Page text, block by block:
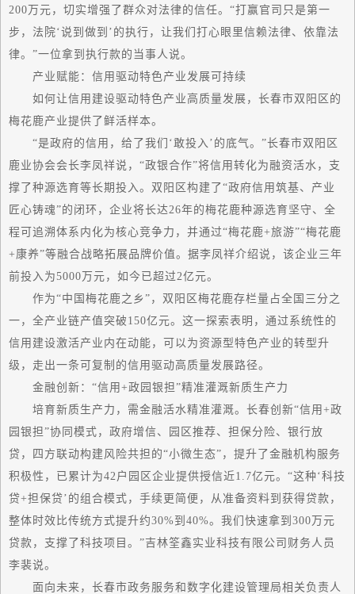
200万元，切实增强了群众对法律的信任。“打赢官司只是第一
步，法院‘说到做到’的执行，让我们打心眼里信赖法律、依靠法
律。”一位拿到执行款的当事人说。
产业赋能：信用驱动特色产业发展可持续
如何让信用建设驱动特色产业高质量发展，长春市双阳区的
梅花鹿产业提供了鲜活样本。
“是政府的信用，给了我们‘敢投入’的底气。”长春市双阳区
鹿业协会会长李凤祥说，“政银合作”将信用转化为融资活水，支
撑了种源选育等长期投入。双阳区构建了“政府信用筑基、产业
匠心铸魂”的闭环，企业将长达26年的梅花鹿种源选育坚守、全
程可追溯体系内化为核心竞争力，并通过“梅花鹿+旅游”“梅花鹿
+康养”等融合战略拓展品牌价值。据李凤祥介绍说，该企业三年
前投入为5000万元，如今已超过2亿元。
作为“中国梅花鹿之乡”，双阳区梅花鹿存栏量占全国三分之
一，全产业链产值突破150亿元。这一探索表明，通过系统性的
信用建设激活产业内在动能，可以为资源型特色产业的转型升
级，走出一条可复制的信用驱动高质量发展路径。
金融创新：“信用+政园银担”精准灌溉新质生产力
培育新质生产力，需金融活水精准灌溉。长春创新“信用+政
园银担”协同模式，政府增信、园区推荐、担保分险、银行放
贷，四方联动构建风险共担的“小微生态”，提升了金融机构服务
积极性，已累计为42户园区企业提供授信近1.7亿元。“这种‘科技
贷+担保贷’的组合模式，手续更简便，从准备资料到获得贷款，
整体时效比传统方式提升约30%到40%。我们快速拿到300万元
贷款，支撑了科技项目。”吉林筌鑫实业科技有限公司财务人员
李裴说。
面向未来，长春市政务服务和数字化建设管理局相关负责人